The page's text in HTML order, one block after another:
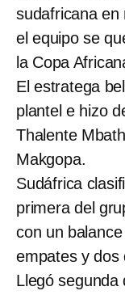
sudafricana en
el equipo se
la Copa
El estratega
plantel e hizo
Thalente
Makgopa.
Sudáfrica
primera del
con un
empates y dos
Llegó segunda